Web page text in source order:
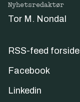
Nyhetsredaktør
Tor M. Nondal
RSS-feed forside
Facebook
Linkedin